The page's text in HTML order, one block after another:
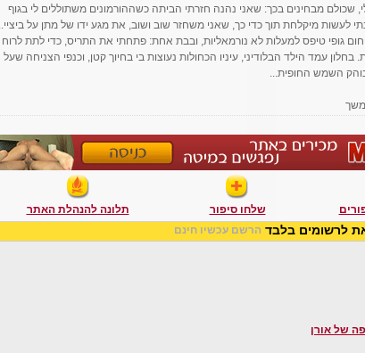
שכולם מבחינים בכך: שאני נהנה חזרתי הביתה כשההורמונים משתוללים לי בגוף
לעשות מיקלחת תוך כדי כך, שאני משחזר שוב ושוב, את מגע ידו של מתן על ביציי...
גופי טיפס למעלות לא נורמאליות, ובבת אחת: פתחתי את התריס, כדי לתת לרוח
בחלון עמד הילד הבלודיני, עיניו הכחולות נעוצות בי בחיוך קטן, וכנפי הצניחה שעל
השמש החופית...
שלחו סיפור תלונה להנהלת האתר
לרשומים בלבד הרשם עכשיו חינם
של אורן